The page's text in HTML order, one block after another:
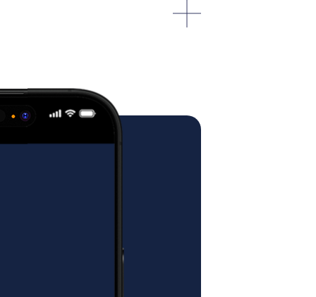
komfort podczas snu.
nam na dostawę mebli o
korespondencji z klientem.